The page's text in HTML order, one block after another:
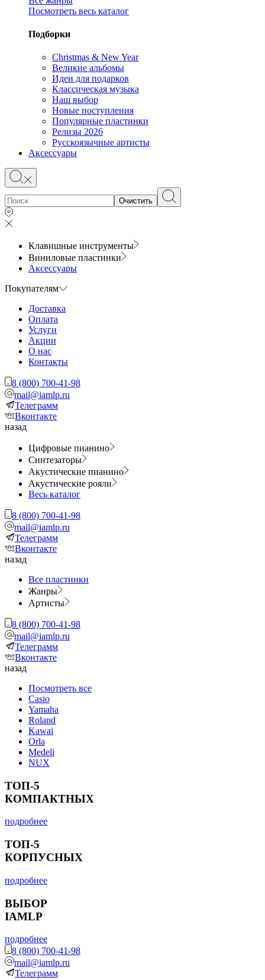
Посмотреть весь каталог
Подборки
Christmas & New Year
Великие альбомы
Идеи для подарков
Классическая музыка
Наш выбор
Новые поступления
Популярные пластинки
Релизы 2026
Русскоязычные артисты
Аксессуары
Очистить
Клавишные инструменты
Виниловые пластинки
Аксессуары
Покупателям
Доставка
Оплата
Услуги
Акции
О нас
Контакты
8 (800) 700-41-98
mail@iamlp.ru
Телеграмм
Вконтакте
назад
Цифровые пианино
Синтезаторы
Акустические пианино
Акустические рояли
Весь каталог
8 (800) 700-41-98
mail@iamlp.ru
Телеграмм
Вконтакте
назад
Все пластинки
Жанры
Артисты
8 (800) 700-41-98
mail@iamlp.ru
Телеграмм
Вконтакте
назад
Посмотреть все
Casio
Yamaha
Roland
Kawai
Orla
Medeli
NUX
ТОП-5
КОМПАКТНЫХ
подробнее
ТОП-5
КОРПУСНЫХ
подробнее
ВЫБОР
IAMLP
подробнее
8 (800) 700-41-98
mail@iamlp.ru
Телеграмм